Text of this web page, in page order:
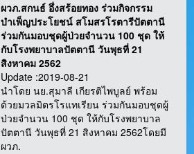
ผวภ.สกนธ์ อึ่งสร้อยทอง ร่วมกิจกรรม
บำเพ็ญประโยชน์ สโมสรโรตารีปัตตานี
ร่วมกันมอบชุดผู้ป่วยจำนวน 100 ชุด ให้
กับโรงพยาบาลปัตตานี วันพุธที่ 21
สิงหาคม 2562
Update :2019-08-21
นำโดย นย.สุมาลี เกียรติไพบูลย์ พร้อม
ด้วยมวลมิตรโรแทเรียน ร่วมกันมอบชุดผู้
ป่วยจำนวน 100 ชุด ให้กับโรงพยาบาล
ปัตตานี วันพุธที่ 21 สิงหาคม 2562โดยมี
ผวภ.